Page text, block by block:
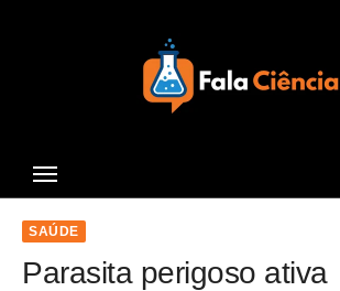
c
SAÚDE
Parasita perigoso ativa